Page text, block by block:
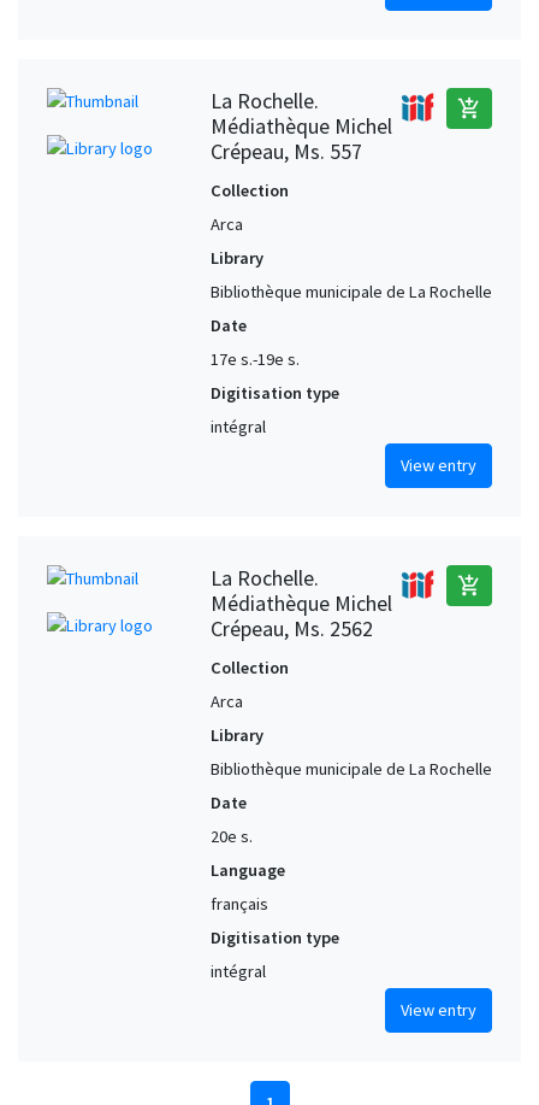
La Rochelle.
Médiathèque Michel
Crépeau, Ms. 557
add_shopping_cart
Collection
Arca
Library
Bibliothèque municipale de La Rochelle
Date
17e s.-19e s.
Digitisation type
intégral
View entry
La Rochelle.
Médiathèque Michel
Crépeau, Ms. 2562
add_shopping_cart
Collection
Arca
Library
Bibliothèque municipale de La Rochelle
Date
20e s.
Language
français
Digitisation type
intégral
View entry